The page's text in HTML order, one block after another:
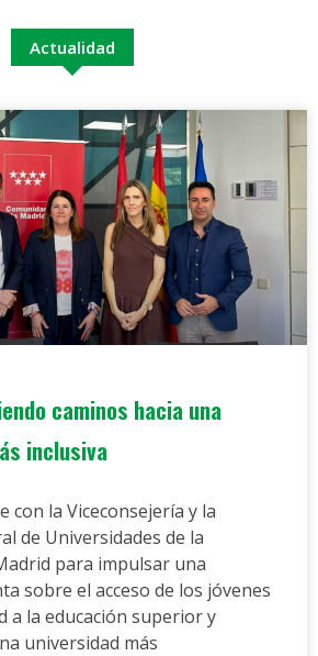
Actualidad
caminos hacia una
inclusiva
con la Viceconsejería y la
de Universidades de la
para impulsar una
sobre el acceso de los jóvenes
a la educación superior y
universidad más